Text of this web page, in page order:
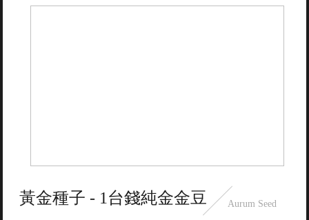
黃金種子 - 1台錢純金金豆 Aurum Seed